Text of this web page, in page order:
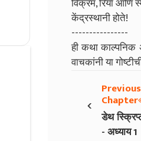
विक्रम, रिया आणि
केंद्रस्थानी होते!
----------------
ही कथा
वाचकांनी या
‹
Previous
Chapter
डेथ
- अध्याय 1